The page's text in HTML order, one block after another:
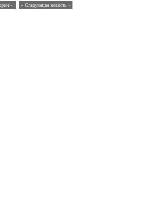
« » Следующая новость »